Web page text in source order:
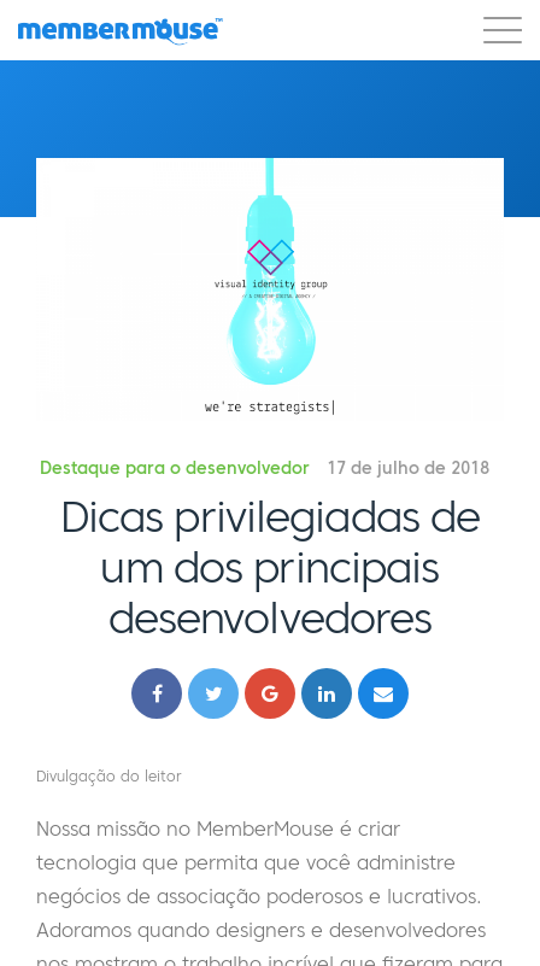
Destaque para o desenvolvedor 17 de julho de 2018
Dicas privilegiadas de
um dos principais
desenvolvedores
Divulgação do leitor
Nossa missão no MemberMouse é criar
tecnologia que permita que você administre
negócios de associação poderosos e lucrativos.
Adoramos quando designers e desenvolvedores